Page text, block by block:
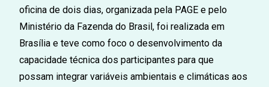
oficina de dois dias, organizada pela PAGE e pelo
Ministério da Fazenda do Brasil, foi realizada em
Brasília e teve como foco o desenvolvimento da
capacidade técnica dos participantes para que
possam integrar variáveis ambientais e climáticas aos